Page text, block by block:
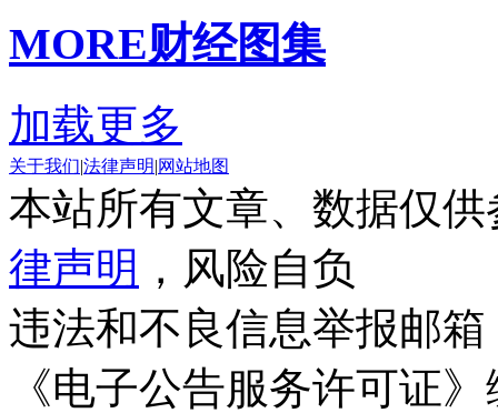
MORE财经图集
加载更多
关于我们|法律声明|网站地图
本站所有文章、数据仅
律声明 ，风险自负
违法和不良信息举报邮箱
《电子公告服务许可证